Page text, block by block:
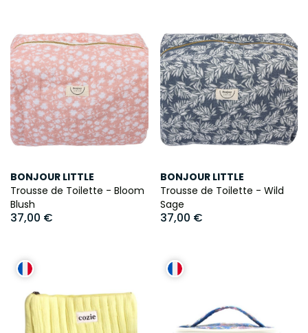
BONJOUR LITTLE
Trousse de Toilette - Bloom
Blush
37,00 €
BONJOUR LITTLE
Trousse de Toilette - Wild
Sage
37,00 €